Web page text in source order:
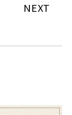
NEXT